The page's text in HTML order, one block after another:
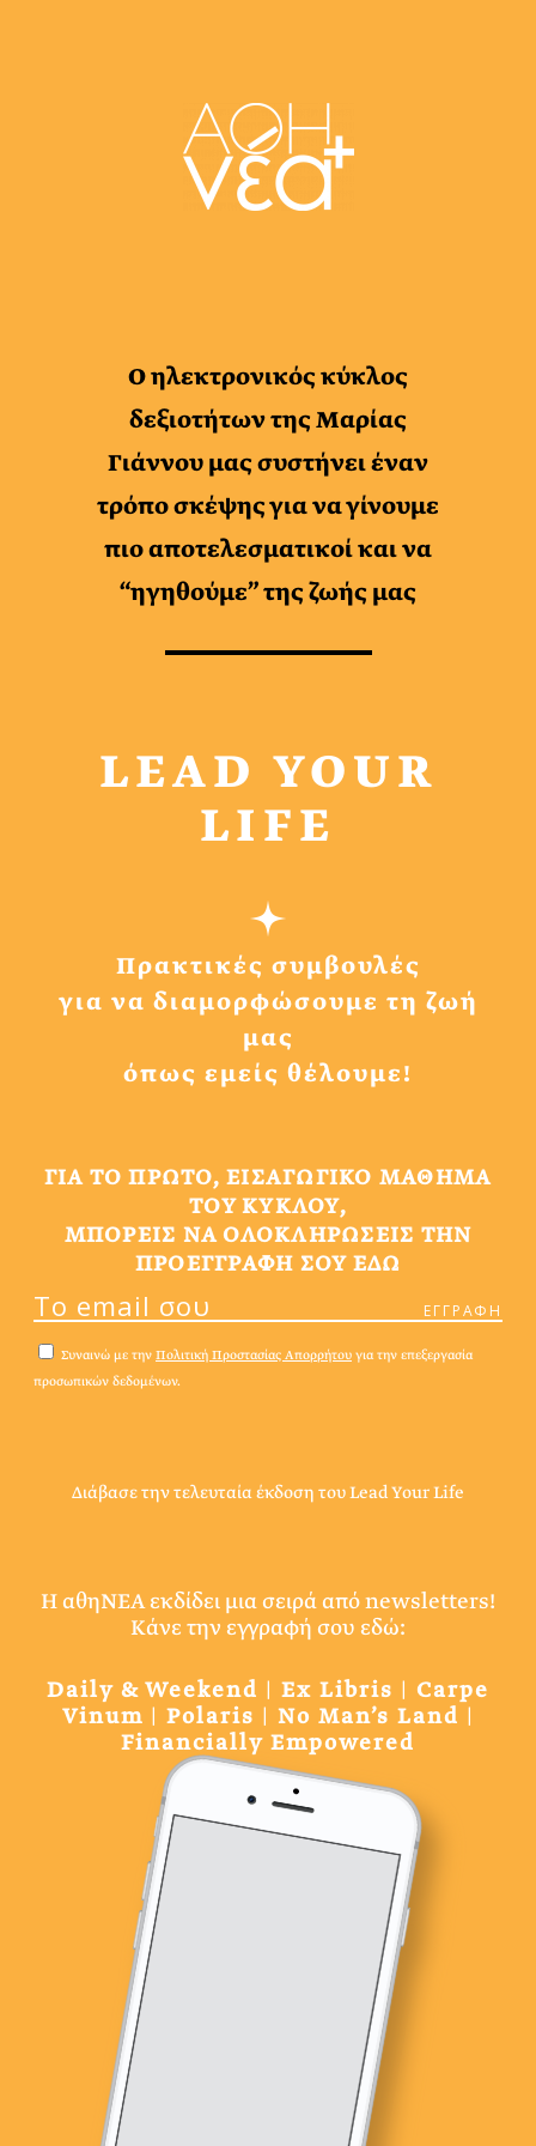
Ο ηλεκτρονικός κύκλος
δεξιοτήτων της Μαρίας
Γιάννου μας συστήνει έναν
τρόπο σκέψης για να γίνουμε
πιο αποτελεσματικοί και να
“ηγηθούμε” της ζωής μας
LEAD YOUR
LIFE
Πρακτικές συμβουλές
για να διαμορφώσουμε τη ζωή
μας
όπως εμείς θέλουμε!
ΓΙΑ ΤΟ ΠΡΩΤΟ, ΕΙΣΑΓΩΓΙΚΟ ΜΑΘΗΜΑ
ΤΟΥ ΚΥΚΛΟΥ,
ΜΠΟΡΕΙΣ ΝΑ ΟΛΟΚΛΗΡΩΣΕΙΣ ΤΗΝ
ΠΡΟΕΓΓΡΑΦΗ ΣΟΥ ΕΔΩ
Συναινώ με την Πολιτική Προστασίας Απορρήτου για την επεξεργασία
προσωπικών δεδομένων.
Διάβασε την τελευταία έκδοση του Lead Your Life
Η αθηΝΕΑ εκδίδει μια σειρά από newsletters!
Κάνε την εγγραφή σου εδώ:
Daily & Weekend | Ex Libris | Carpe
Vinum | Polaris | No Man’s Land |
Financially Empowered